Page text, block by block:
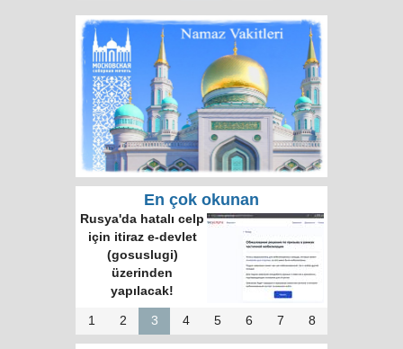
En çok okunan
Çin, Rusya’nın
aradığı müttefik
oldu mu?
1 2 3 4 5 6 7 8